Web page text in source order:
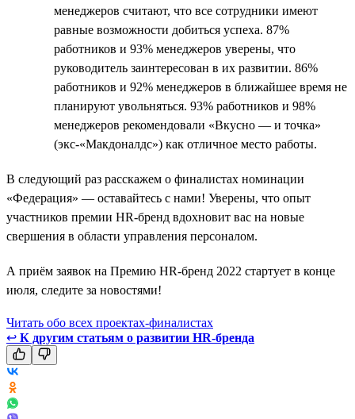
менеджеров считают, что все сотрудники имеют
равные возможности добиться успеха. 87%
работников и 93% менеджеров уверены, что
руководитель заинтересован в их развитии. 86%
работников и 92% менеджеров в ближайшее время не
планируют увольняться. 93% работников и 98%
менеджеров рекомендовали «Вкусно — и точка»
(экс-«Макдоналдс») как отличное место работы.
В следующий раз расскажем о финалистах номинации
«Федерация» — оставайтесь с нами! Уверены, что опыт
участников премии HR-бренд вдохновит вас на новые
свершения в области управления персоналом.
А приём заявок на Премию HR-бренд 2022 стартует в конце
июля, следите за новостями!
Читать обо всех проектах-финалистах
↩ К другим статьям о развитии HR-бренда